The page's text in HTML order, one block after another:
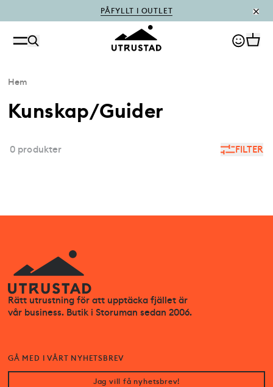
PÅFYLLT I OUTLET
Hem
Kunskap/Guider
FILTER
0 produkter
Rätt utrustning för att upptäcka fjället är
vår business. Butik i Storuman sedan 2006.
GÅ MED I VÅRT NYHETSBREV
Jag vill få nyhetsbrev!